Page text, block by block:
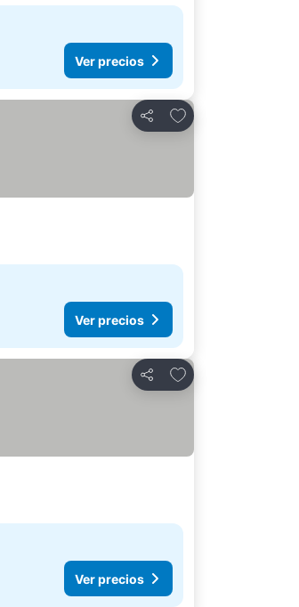
Ver precios
Compartir
Agregar a favoritos
Ver precios
Compartir
Agregar a favoritos
Ver precios